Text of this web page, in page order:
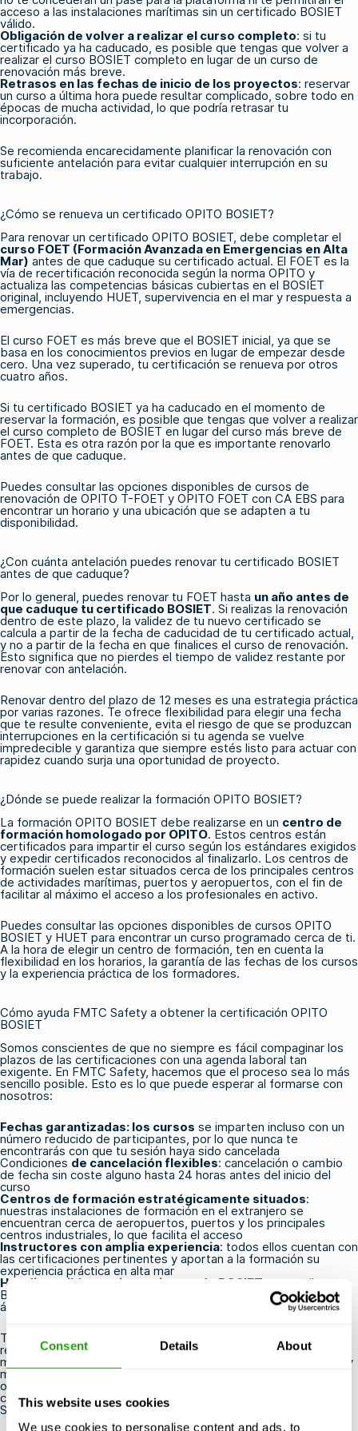
Consent Details About
This website uses cookies
We use cookies to personalise content and ads, to
acceso a las instalaciones marítimas sin un certificado BOSIET
válido.
Obligación de volver a realizar el curso completo: si tu
certificado ya ha caducado, es posible que tengas que volver a
realizar el curso BOSIET completo en lugar de un curso de
renovación más breve.
Retrasos en las fechas de inicio de los proyectos: reservar
un curso a última hora puede resultar complicado, sobre todo en
épocas de mucha actividad, lo que podría retrasar tu
incorporación.
Se recomienda encarecidamente planificar la renovación con
suficiente antelación para evitar cualquier interrupción en su
trabajo.
¿Cómo se renueva un certificado OPITO BOSIET?
Para renovar un certificado OPITO BOSIET, debe completar el
curso FOET (Formación Avanzada en Emergencias en Alta
Mar) antes de que caduque su certificado actual. El FOET es la
vía de recertificación reconocida según la norma OPITO y
actualiza las competencias básicas cubiertas en el BOSIET
original, incluyendo HUET, supervivencia en el mar y respuesta a
emergencias.
El curso FOET es más breve que el BOSIET inicial, ya que se
basa en los conocimientos previos en lugar de empezar desde
cero. Una vez superado, tu certificación se renueva por otros
cuatro años.
Si tu certificado BOSIET ya ha caducado en el momento de
reservar la formación, es posible que tengas que volver a realizar
el curso completo de BOSIET en lugar del curso más breve de
FOET. Esta es otra razón por la que es importante renovarlo
antes de que caduque.
Puedes consultar las opciones disponibles de cursos de
renovación de OPITO T-FOET y OPITO FOET con CA EBS para
encontrar un horario y una ubicación que se adapten a tu
disponibilidad.
¿Con cuánta antelación puedes renovar tu certificado BOSIET
antes de que caduque?
Por lo general, puedes renovar tu FOET hasta un año antes de
que caduque tu certificado BOSIET. Si realizas la renovación
dentro de este plazo, la validez de tu nuevo certificado se
calcula a partir de la fecha de caducidad de tu certificado actual,
y no a partir de la fecha en que finalices el curso de renovación.
Esto significa que no pierdes el tiempo de validez restante por
renovar con antelación.
Renovar dentro del plazo de 12 meses es una estrategia práctica
por varias razones. Te ofrece flexibilidad para elegir una fecha
que te resulte conveniente, evita el riesgo de que se produzcan
interrupciones en la certificación si tu agenda se vuelve
impredecible y garantiza que siempre estés listo para actuar con
rapidez cuando surja una oportunidad de proyecto.
¿Dónde se puede realizar la formación OPITO BOSIET?
La formación OPITO BOSIET debe realizarse en un centro de
formación homologado por OPITO. Estos centros están
certificados para impartir el curso según los estándares exigidos
y expedir certificados reconocidos al finalizarlo. Los centros de
formación suelen estar situados cerca de los principales centros
de actividades marítimas, puertos y aeropuertos, con el fin de
facilitar al máximo el acceso a los profesionales en activo.
Puedes consultar las opciones disponibles de cursos OPITO
BOSIET y HUET para encontrar un curso programado cerca de ti.
A la hora de elegir un centro de formación, ten en cuenta la
flexibilidad en los horarios, la garantía de las fechas de los cursos
y la experiencia práctica de los formadores.
Cómo ayuda FMTC Safety a obtener la certificación OPITO
BOSIET
Somos conscientes de que no siempre es fácil compaginar los
plazos de las certificaciones con una agenda laboral tan
exigente. En FMTC Safety, hacemos que el proceso sea lo más
sencillo posible. Esto es lo que puede esperar al formarse con
nosotros:
Fechas garantizadas: los cursos se imparten incluso con un
número reducido de participantes, por lo que nunca te
encontrarás con que tu sesión haya sido cancelada
Condiciones de cancelación flexibles: cancelación o cambio
de fecha sin coste alguno hasta 24 horas antes del inicio del
curso
Centros de formación estratégicamente situados:
nuestras instalaciones de formación en el extranjero se
encuentran cerca de aeropuertos, puertos y los principales
centros industriales, lo que facilita el acceso
Instructores con amplia experiencia: todos ellos cuentan con
las certificaciones pertinentes y aportan a la formación su
experiencia práctica en alta mar
Hay disponibles varias variantes de BOSIET , entre ellas
BOSIET estándar, T-BOSIET y e-BOSIET, para adaptarse a tu
ámbito de trabajo específico
Tanto si vas a realizar tu primer curso BOSIET como si vas a
renovarlo antes de que caduque, estamos aquí para ayudarte a
mantener tu certificación y estar listo para trabajar. hoy
mismotu curso OPITO BOSIET
offshore por el buen camino. Si tienes alguna duda sobre qué
curso es el más adecuado para ti,
Safetyy nuestro equipo estará encantado de ayudarte.